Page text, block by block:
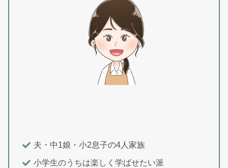
夫・中1娘・小2息子の4人家族
小学生のうちは楽しく学ばせたい派